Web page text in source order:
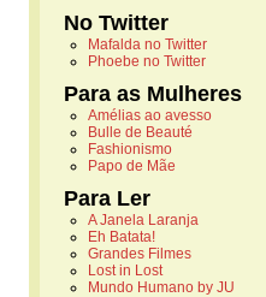
No Twitter
Mafalda no Twitter
Phoebe no Twitter
Para as Mulheres
Amélias ao avesso
Bulle de Beauté
Fashionismo
Papo de Mãe
Para Ler
A Janela Laranja
Eh Batata!
Grandes Filmes
Lost in Lost
Mundo Humano by JU